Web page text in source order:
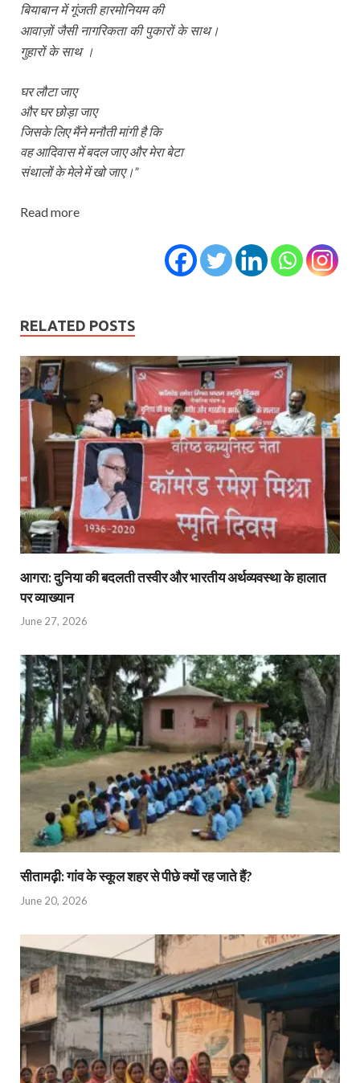
बियाबान में गूंजती हारमोनियम की
आवाज़ों जैसी नागरिकता की पुकारों के साथ।
गुहारों के साथ ।
घर लौटा जाए
और घर छोड़ा जाए
जिसके लिए मैंने मनौती मांगी है कि
वह आदिवास में बदल जाए और मेरा बेटा
संथालों के मेले में खो जाए।”
Read more
RELATED POSTS
आगरा: दुनिया की बदलती तस्वीर और भारतीय अर्थव्यवस्था के हालात
पर व्याख्यान
June 27, 2026
सीतामढ़ी: गांव के स्कूल शहर से पीछे क्यों रह जाते हैं?
June 20, 2026